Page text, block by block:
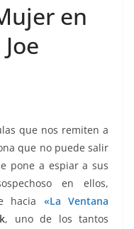
en
que nos remiten a
que no puede salir
pone a espiar a sus
en ellos,
hacia «La Ventana
, uno de los tantos